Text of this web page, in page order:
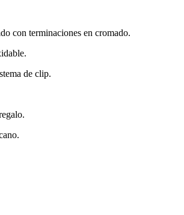
con terminaciones en cromado.
de clip.